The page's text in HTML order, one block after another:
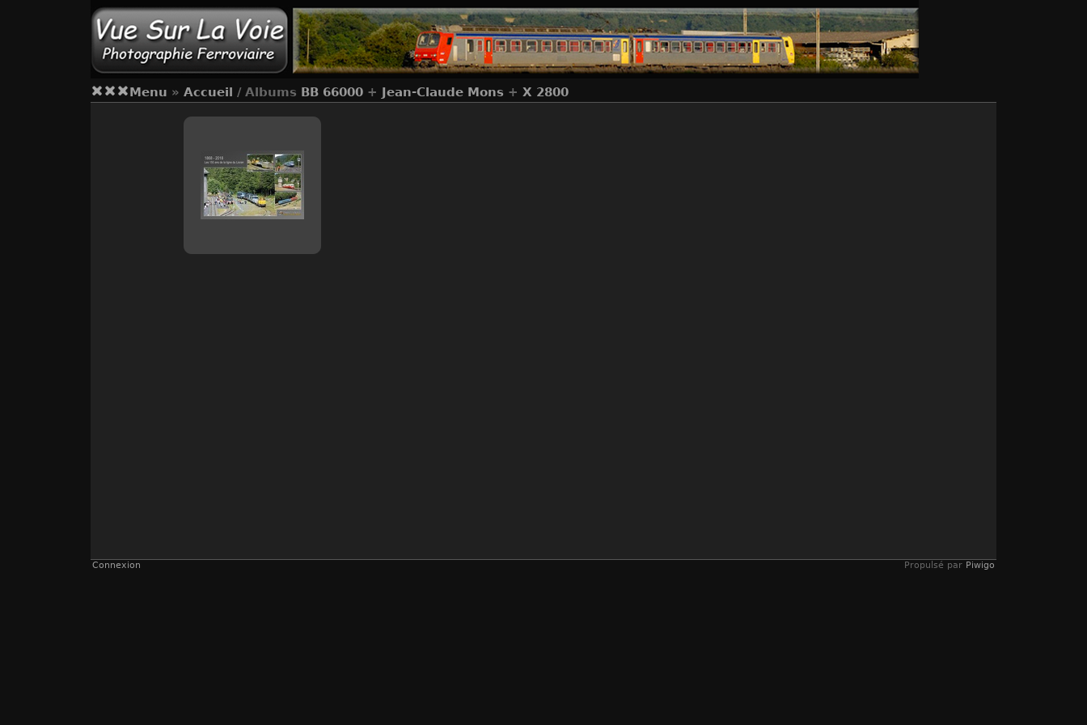
Menu » Accueil / Albums BB 66000 + Jean-Claude Mons + X 2800
Connexion Propulsé par Piwigo